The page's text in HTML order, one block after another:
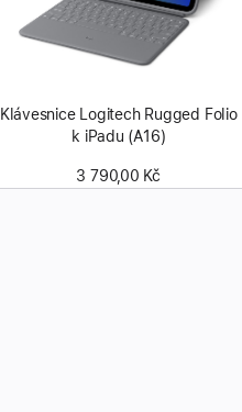
Klávesnice Logitech Rugged Folio
k iPadu (A16)
3 790,00 Kč